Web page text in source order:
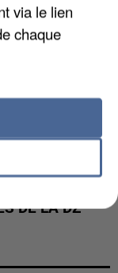
DE LA DZ
via le lien
chaque